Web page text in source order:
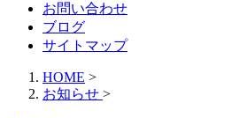
お問い合わせ
ブログ
サイトマップ
HOME >
お知らせ >